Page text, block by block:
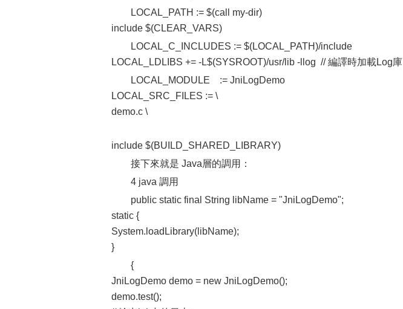
LOCAL_PATH := $(call my-dir)
include $(CLEAR_VARS)
LOCAL_C_INCLUDES := $(LOCAL_PATH)/include
LOCAL_LDLIBS += -L$(SYSROOT)/usr/lib -llog // 編譯時加載Log庫
LOCAL_MODULE := JniLogDemo
LOCAL_SRC_FILES := \
demo.c \
include $(BUILD_SHARED_LIBRARY)
接下來就是 Java層的調用：
4 java 調用
public static final String libName = "JniLogDemo";
static {
System.loadLibrary(libName);
}
{
JniLogDemo demo = new JniLogDemo();
demo.test();